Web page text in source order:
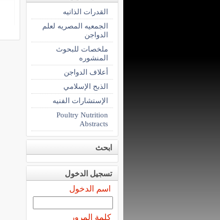
القدرات الذاتيه
الجمعيه المصريه لعلم
الدواجن
ملخصات للبحوث
المنشوره
أعلاف الدواجن
الذبح الإسلامي
الإستشارات الفنيه
Poultry Nutrition
Abstracts
ابحث
تسجيل الدخول
اسم الدخول
كلمة المرور